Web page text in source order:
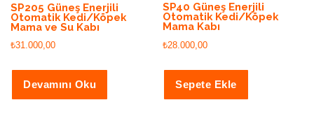
SP205 Güneş Enerjili
Otomatik Kedi/Köpek
Mama ve Su Kabı
₺31.000,00
Devamını Oku
SP40 Güneş Enerjili
Otomatik Kedi/Köpek
Mama Kabı
₺28.000,00
Sepete Ekle